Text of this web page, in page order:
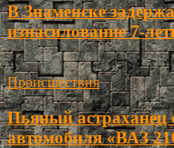
В Знаменске
изнасилование 7-
Происшествия
Пьяный астраханец
автомобиля «ВАЗ